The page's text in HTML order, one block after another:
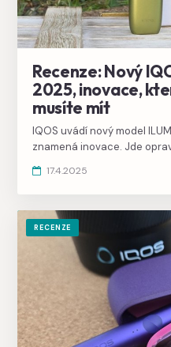
Recenze: Nový
2025, inovace,
musíte mít
IQOS uvádí nový model
znamená inovace. Jde
kterému se rozhodně
17.4.2025
RECENZE